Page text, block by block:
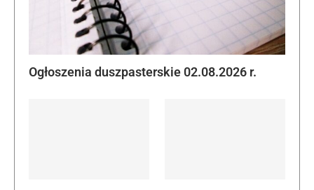
Ogłoszenia duszpasterskie 02.08.2026 r.